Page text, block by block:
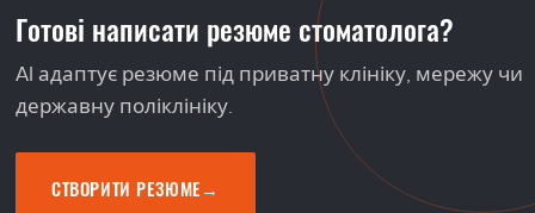
Готові написати резюме стоматолога?
AI адаптує резюме під приватну клініку, мережу чи
державну поліклініку.
СТВОРИТИ РЕЗЮМЕ→